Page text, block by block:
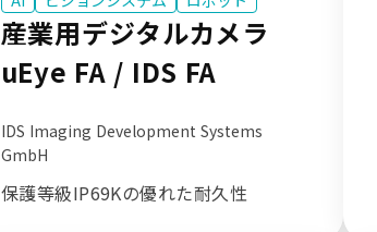
産業用デジタルカメラ
uEye FA / IDS FA
IDS Imaging Development Systems
GmbH
保護等級IP69Kの優れた耐久性